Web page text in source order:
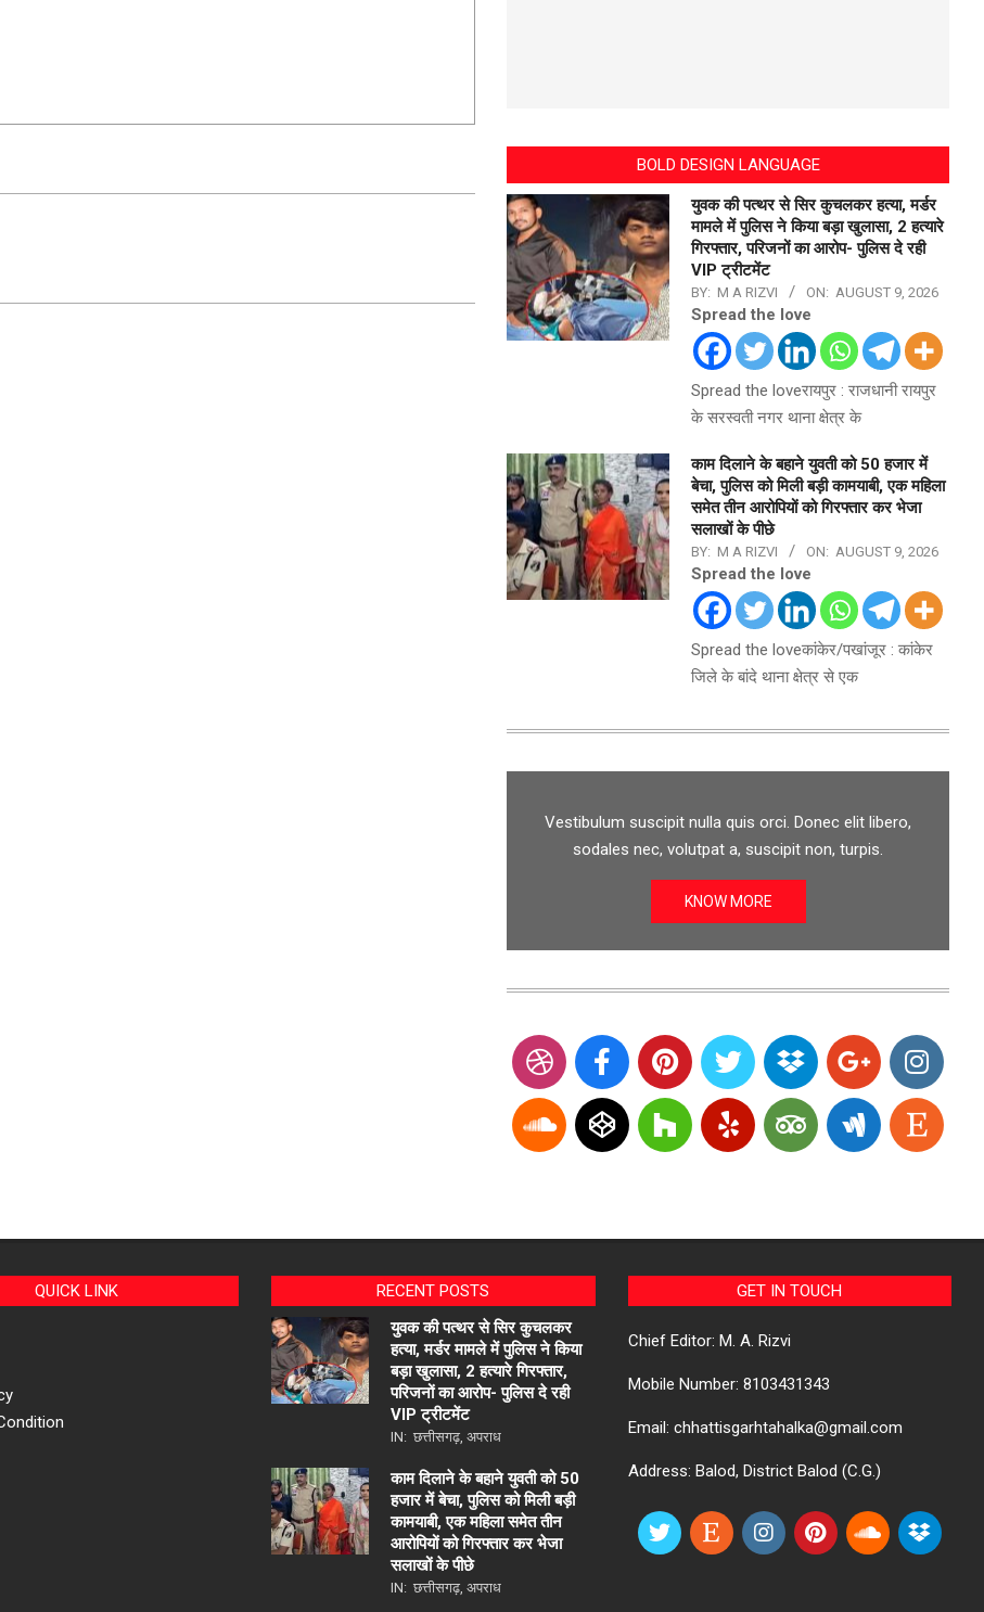
BOLD DESIGN LANGUAGE
युवक की पत्थर से सिर कुचलकर हत्या, मर्डर
मामले में पुलिस ने किया बड़ा खुलासा, 2 हत्यारे
गिरफ्तार, परिजनों का आरोप- पुलिस दे रही
VIP ट्रीटमेंट
BY: M A RIZVI ON: AUGUST 9, 2026
Spread the love
Spread the loveरायपुर : राजधानी रायपुर
के सरस्वती नगर थाना क्षेत्र के
काम दिलाने के बहाने युवती को 50 हजार में
बेचा, पुलिस को मिली बड़ी कामयाबी, एक महिला
समेत तीन आरोपियों को गिरफ्तार कर भेजा
सलाखों के पीछे
BY: M A RIZVI ON: AUGUST 9, 2026
Spread the love
Spread the loveकांकेर/पखांजूर : कांकेर
जिले के बांदे थाना क्षेत्र से एक
Vestibulum suscipit nulla quis orci. Donec elit libero,
sodales nec, volutpat a, suscipit non, turpis.
KNOW MORE
QUICK LINK
RECENT POSTS
युवक की पत्थर से सिर कुचलकर
हत्या, मर्डर मामले में पुलिस ने किया
बड़ा खुलासा, 2 हत्यारे गिरफ्तार,
परिजनों का आरोप- पुलिस दे रही
VIP ट्रीटमेंट
IN: छत्तीसगढ़ अपराध
काम दिलाने के बहाने युवती को 50
हजार में बेचा, पुलिस को मिली बड़ी
कामयाबी, एक महिला समेत तीन
आरोपियों को गिरफ्तार कर भेजा
सलाखों के पीछे
IN: छत्तीसगढ़ अपराध
GET IN TOUCH
Chief Editor: M. A. Rizvi
Mobile Number: 8103431343
Email: chhattisgarhtahalka@gmail.com
Address: Balod, District Balod (C.G.)